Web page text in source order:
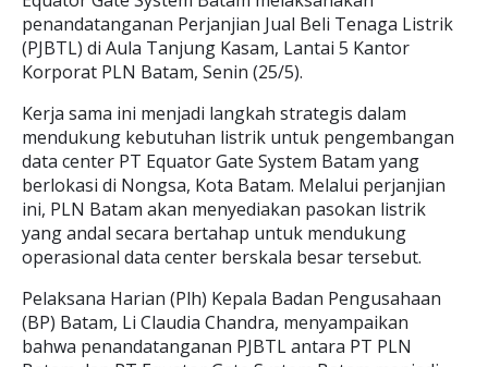
penandatanganan Perjanjian Jual Beli Tenaga Listrik
(PJBTL) di Aula Tanjung Kasam, Lantai 5 Kantor
Korporat PLN Batam, Senin (25/5).
Kerja sama ini menjadi langkah strategis dalam
mendukung kebutuhan listrik untuk pengembangan
data center PT Equator Gate System Batam yang
berlokasi di Nongsa, Kota Batam. Melalui perjanjian
ini, PLN Batam akan menyediakan pasokan listrik
yang andal secara bertahap untuk mendukung
operasional data center berskala besar tersebut.
Pelaksana Harian (Plh) Kepala Badan Pengusahaan
(BP) Batam, Li Claudia Chandra, menyampaikan
bahwa penandatanganan PJBTL antara PT PLN